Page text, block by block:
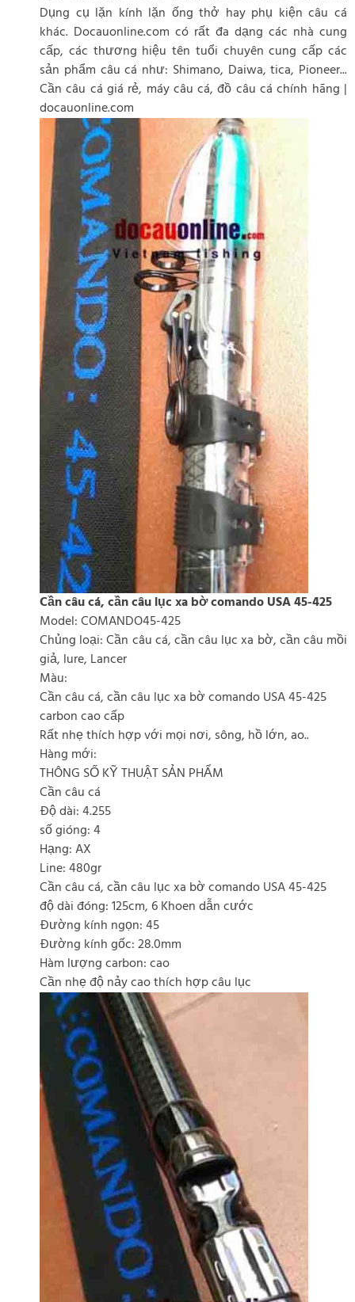
Dụng cụ lặn kính lặn ống thở hay phụ kiện câu cá
khác. Docauonline.com có rất đa dạng các nhà cung
cấp, các thương hiệu tên tuổi chuyên cung cấp các
sản phẩm câu cá như: Shimano, Daiwa, tica, Pioneer...
Cần câu cá giá rẻ, máy câu cá, đồ câu cá chính hãng |
docauonline.com
Cần câu cá, cần câu lục xa bờ comando USA 45-425
Model: COMANDO45-425
Chủng loại: Cần câu cá, cần câu lục xa bờ, cần câu mồi
giả, lure, Lancer
Màu:
Cần câu cá, cần câu lục xa bờ comando USA 45-425
carbon cao cấp
Rất nhẹ thích hợp với mọi nơi, sông, hồ lớn, ao..
Hàng mới:
THÔNG SỐ KỸ THUẬT SẢN PHẨM
Cần câu cá
Độ dài: 4.255
số gióng: 4
Hạng: AX
Line: 480gr
Cần câu cá, cần câu lục xa bờ comando USA 45-425
độ dài đóng: 125cm, 6 Khoen dẫn cước
Đường kính ngọn: 45
Đường kính gốc: 28.0mm
Hàm lượng carbon: cao
Cần nhẹ độ nảy cao thích hợp câu lục